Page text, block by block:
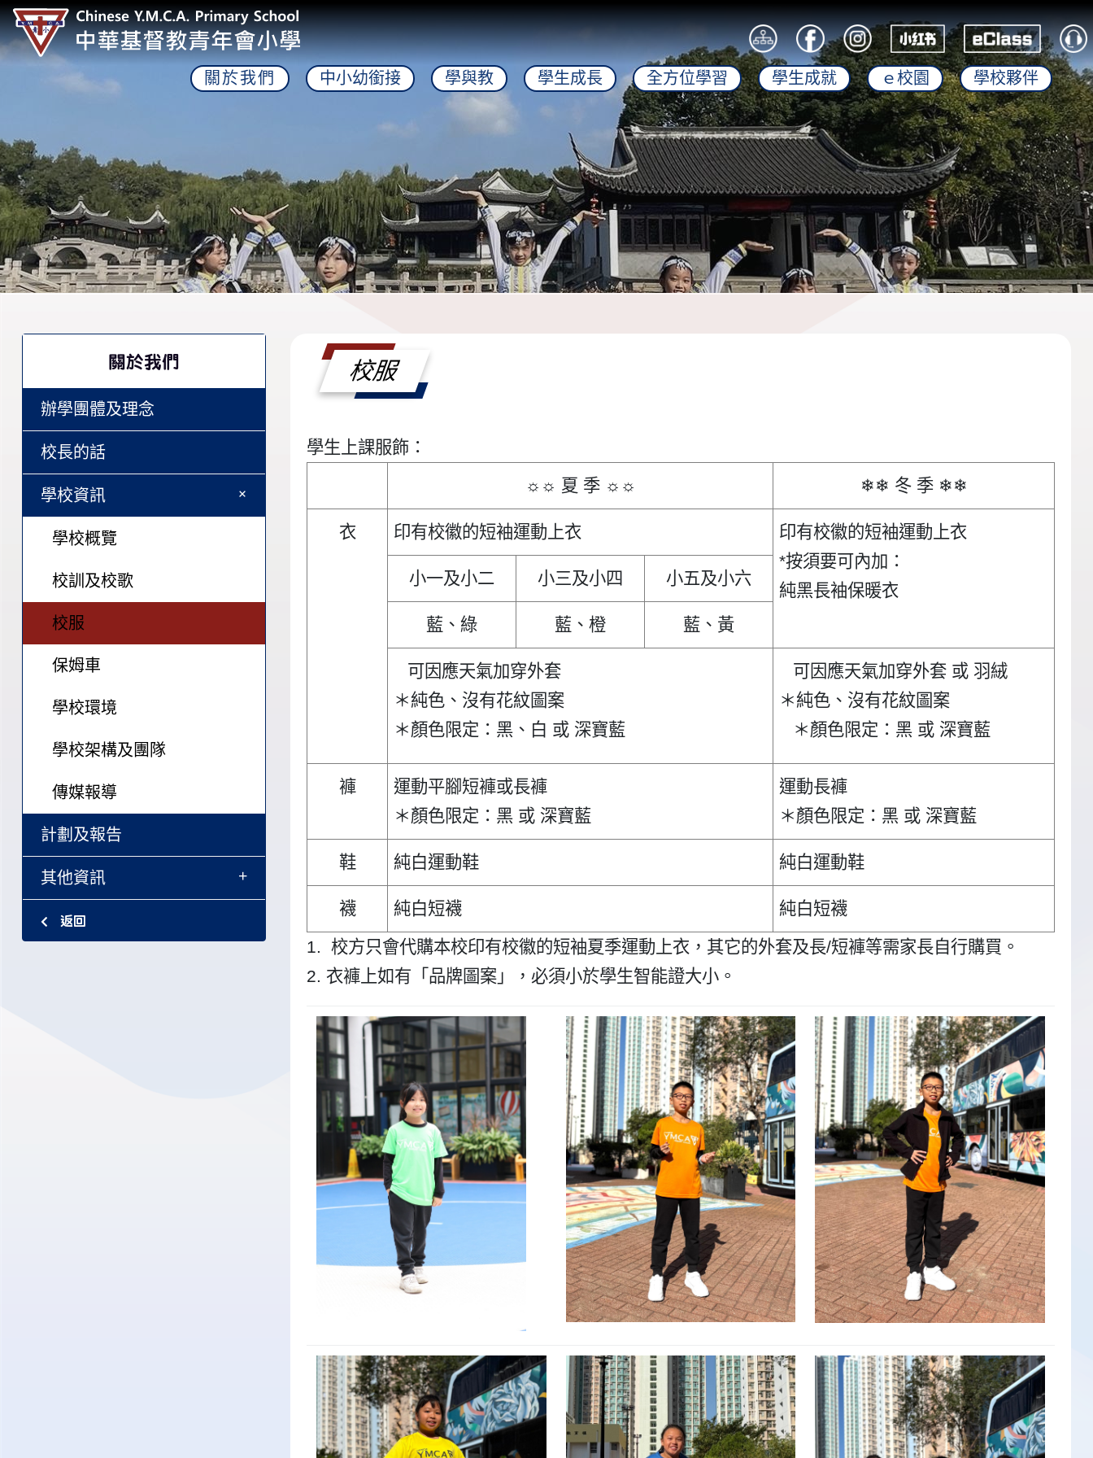
關於我們 中小幼銜接 學與教 學生成長 全方位學習 學生成就 ｅ校園 學校夥伴
關於我們
辦學團體及理念
校長的話
學校資訊
+
學校概覽
校訓及校歌
校服
保姆車
學校環境
學校架構及團隊
傳媒報導
計劃及報告
其他資訊
+
返回
校服
學生上課服飾：
☼☼ 夏 季 ☼☼
❄❄ 冬 季 ❄❄
衣 印有校徽的短袖運動上衣
印有校徽的短袖運動上衣
*按須要可內加：
純黑長袖保暖衣
小一及小二 小三及小四 小五及小六
藍、綠 藍、橙 藍、黃
可因應天氣加穿外套
＊純色、沒有花紋圖案
＊顏色限定：黑、白 或 深寶藍
可因應天氣加穿外套 或 羽絨
＊純色、沒有花紋圖案
＊顏色限定：黑 或 深寶藍
褲
運動平腳短褲或長褲
＊顏色限定：黑 或 深寶藍
運動長褲
＊顏色限定：黑 或 深寶藍
鞋 純白運動鞋 純白運動鞋
襪 純白短襪
純白短襪
1.  校方只會代購本校印有校徽的短袖夏季運動上衣，其它的外套及長/短褲等需家長自行購買。
2. 衣褲上如有「品牌圖案」，必須小於學生智能證大小。